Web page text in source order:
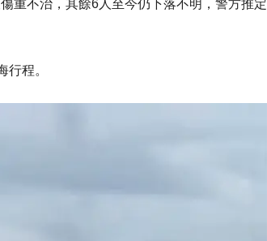
重不治，其餘6人至今仍下落不明，警方推定
程。